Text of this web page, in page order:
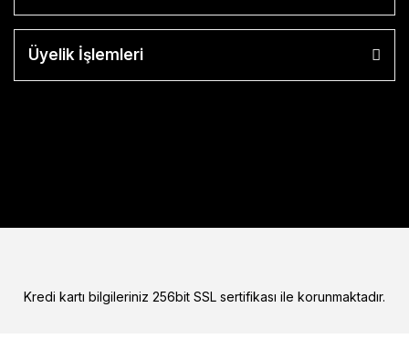
Üyelik İşlemleri
Kredi kartı bilgileriniz 256bit SSL sertifikası ile korunmaktadır.